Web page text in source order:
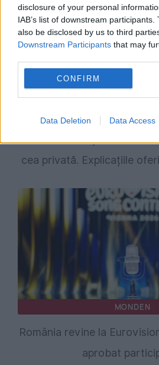
disclosure of your personal
IAB’s list of downstream
also be disclosed by us to third
Downstream Participants that may
CONFIRM
Data Deletion Data Access
cea privată. Explicațiile
MONDEN
România revine la
aprobat